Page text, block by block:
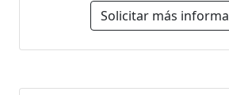
Solicitar más